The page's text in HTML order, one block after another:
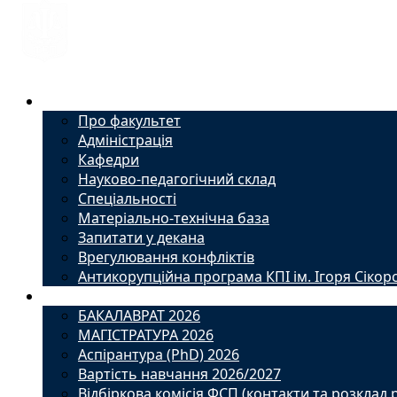
Про факультет
Адміністрація
Кафедри
Науково-педагогічний склад
Спеціальності
Матеріально-технічна база
Запитати у декана
Врегулювання конфліктів
Антикорупційна програма КПІ ім. Ігоря
БАКАЛАВРАТ 2026
МАГІСТРАТУРА 2026
Аспірантура (PhD) 2026
Вартість навчання 2026/2027